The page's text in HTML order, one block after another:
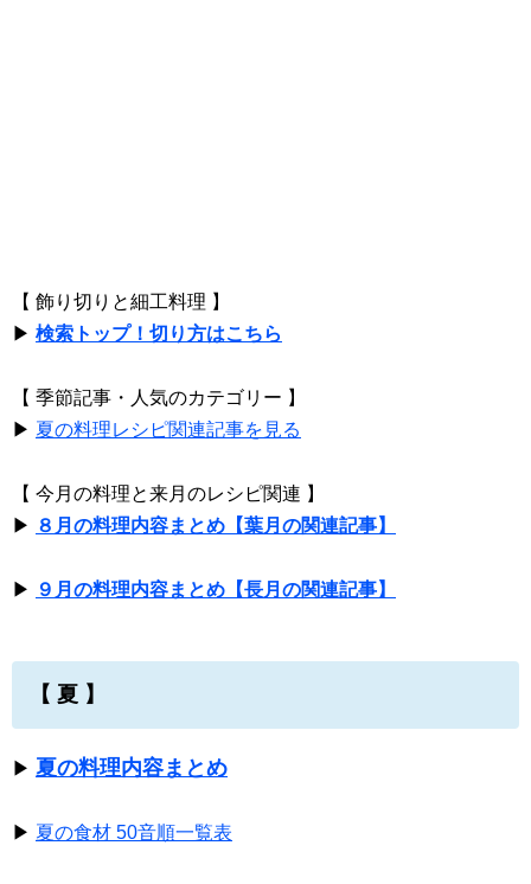
【 飾り切りと細工料理 】
▶ 検索トップ！切り方はこちら
【 季節記事・人気のカテゴリー 】
▶ 夏の料理レシピ関連記事を見る
【 今月の料理と来月のレシピ関連 】
▶ ８月の料理内容まとめ【葉月の関連記事】
▶ ９月の料理内容まとめ【長月の関連記事】
【 夏 】
▶ 夏の料理内容まとめ
▶ 夏の食材 50音順一覧表